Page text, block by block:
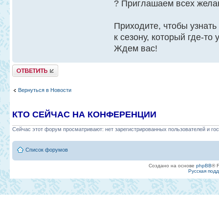
? Приглашаем всех
Приходите, чтобы
к сезону, который где-то
Ждем вас!
Ответить
Вернуться в Новости
КТО СЕЙЧАС НА КОНФЕРЕНЦИИ
Сейчас этот форум просматривают: нет зарегистрированных пользователей и
Список форумов
Создано на основе phpBB®
Русская